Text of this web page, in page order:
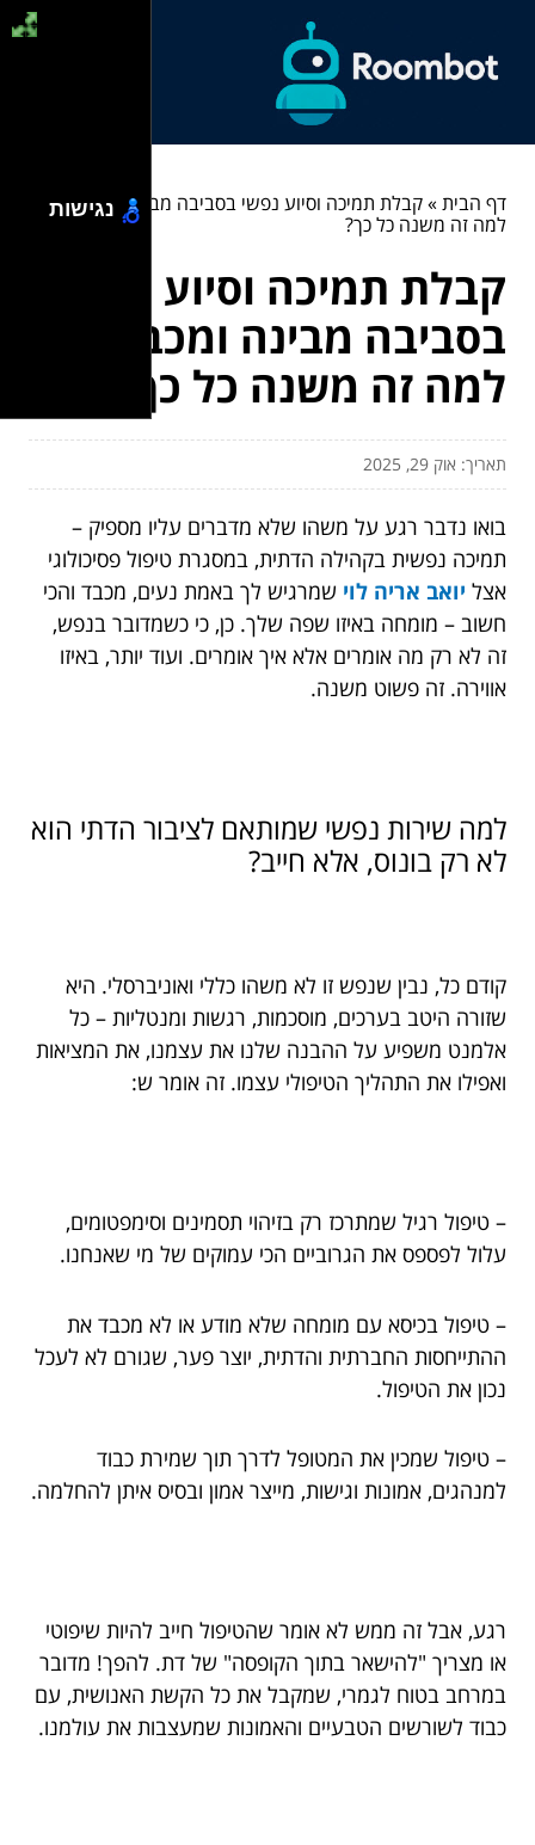
דף הבית»קבלת תמיכה וסיוע נפשי בסביבה מבינה ומכבדת –
למה זה משנה כל כך?
קבלת תמיכה וסיוע נפשי
בסביבה מבינה ומכבדת –
למה זה משנה כל כך?
תאריך: אוק 29, 2025
בואו נדבר רגע על משהו שלא מדברים עליו מספיק –
תמיכה נפשית בקהילה הדתית, במסגרת טיפול פסיכולוגי
אצל יואב אריה לוי שמרגיש לך באמת נעים, מכבד והכי
חשוב – מומחה באיזו שפה שלך. כן, כי כשמדובר בנפש,
זה לא רק מה אומרים אלא איך אומרים. ועוד יותר, באיזו
אווירה. זה פשוט משנה.
למה שירות נפשי שמותאם לציבור הדתי הוא
לא רק בונוס, אלא חייב?
קודם כל, נבין שנפש זו לא משהו כללי ואוניברסלי. היא
שזורה היטב בערכים, מוסכמות, רגשות ומנטליות – כל
אלמנט משפיע על ההבנה שלנו את עצמנו, את המציאות
ואפילו את התהליך הטיפולי עצמו. זה אומר ש:
– טיפול רגיל שמתרכז רק בזיהוי תסמינים וסימפטומים,
עלול לפספס את הגרוביים הכי עמוקים של מי שאנחנו.
– טיפול בכיסא עם מומחה שלא מודע או לא מכבד את
ההתייחסות החברתית והדתית, יוצר פער, שגורם לא לעכל
נכון את הטיפול.
– טיפול שמכין את המטופל לדרך תוך שמירת כבוד
למנהגים, אמונות וגישות, מייצר אמון ובסיס איתן להחלמה.
רגע, אבל זה ממש לא אומר שהטיפול חייב להיות שיפוטי
או מצריך "להישאר בתוך הקופסה" של דת. להפך! מדובר
במרחב בטוח לגמרי, שמקבל את כל הקשת האנושית, עם
כבוד לשורשים הטבעיים והאמונות שמעצבות את עולמנו.
נגישות